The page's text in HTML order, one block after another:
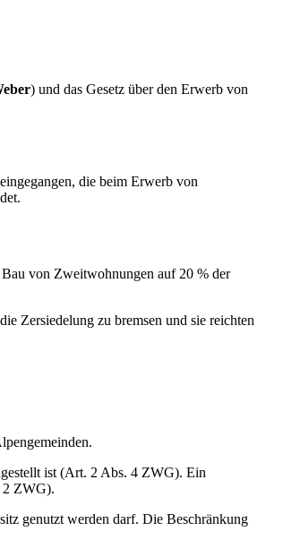
) und das Gesetz über den Erwerb von
die beim Erwerb von
von Zweitwohnungen auf 20 % der
Zersiedelung zu bremsen und sie reichten
ist (Art. 2 Abs. 4 ZWG). Ein
2 ZWG).
genutzt werden darf. Die Beschränkung